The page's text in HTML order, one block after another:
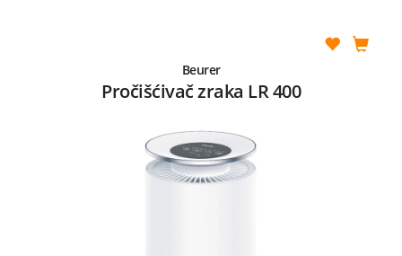
Beurer
Pročišćivač zraka LR 400